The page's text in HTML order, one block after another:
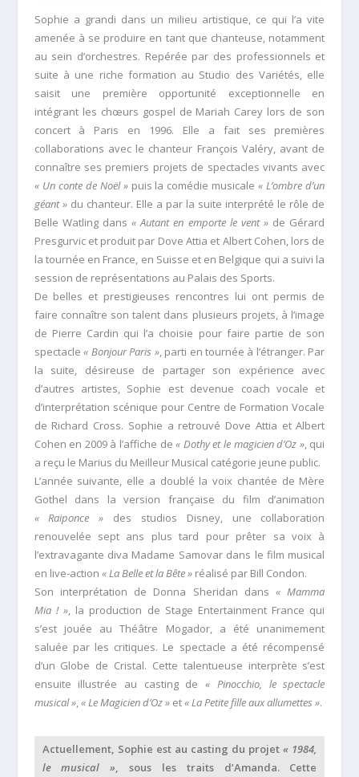
Sophie a grandi dans un milieu artistique, ce qui l’a vite
amenée à se produire en tant que chanteuse, notamment
au sein d’orchestres. Repérée par des professionnels et
suite à une riche formation au Studio des Variétés, elle
saisit une première opportunité exceptionnelle en
intégrant les chœurs gospel de Mariah Carey lors de son
concert à Paris en 1996. Elle a fait ses premières
collaborations avec le chanteur François Valéry, avant de
connaître ses premiers projets de spectacles vivants avec
« Un conte de Noël »puis la comédie musicale« L’ombre d’un
géant »du chanteur. Elle a par la suite interprété le rôle de
Belle Watling dans« Autant en emporte le vent » de Gérard
Presgurvic et produit par Dove Attia et Albert Cohen, lors de
la tournée en France, en Suisse et en Belgique qui a suivi la
session de représentations au Palais des Sports.
De belles et prestigieuses rencontres lui ont permis de
faire connaître son talent dans plusieurs projets, à l’image
de Pierre Cardin qui l’a choisie pour faire partie de son
spectacle« Bonjour Paris », parti en tournée à l’étranger. Par
la suite, désireuse de partager son expérience avec
d’autres artistes, Sophie est devenue coach vocale et
d’interprétation scénique pour Centre de Formation Vocale
de Richard Cross. Sophie a retrouvé Dove Attia et Albert
Cohen en 2009 à l’affiche de« Dothy et le magicien d’Oz », qui
a reçu le Marius du Meilleur Musical catégorie jeune public.
L’année suivante, elle a doublé la voix chantée de Mère
Gothel dans la version française du film d’animation
« Raiponce » des studios Disney, une collaboration
renouvelée sept ans plus tard pour prêter sa voix à
l’extravagante diva Madame Samovar dans le film musical
en live-action « La Belle et la Bête »réalisé par Bill Condon.
Son interprétation de Donna Sheridan dans« Mamma
Mia ! », la production de Stage Entertainment France qui
s’est jouée au Théâtre Mogador, a été unanimement
saluée par les critiques. Le spectacle a été récompensé
d’un Globe de Cristal. Cette talentueuse interprète s’est
ensuite illustrée au casting de« Pinocchio, le spectacle
musical »,« Le Magicien d’Oz »et« La Petite fille aux allumettes ».
Actuellement, Sophie est au casting du projet« 1984,
le musical », sous les traits d’Amanda. Cette